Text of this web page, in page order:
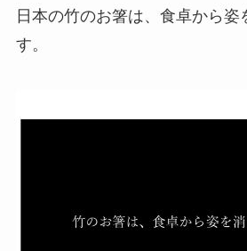
日本の竹のお箸は、食卓から姿
す。